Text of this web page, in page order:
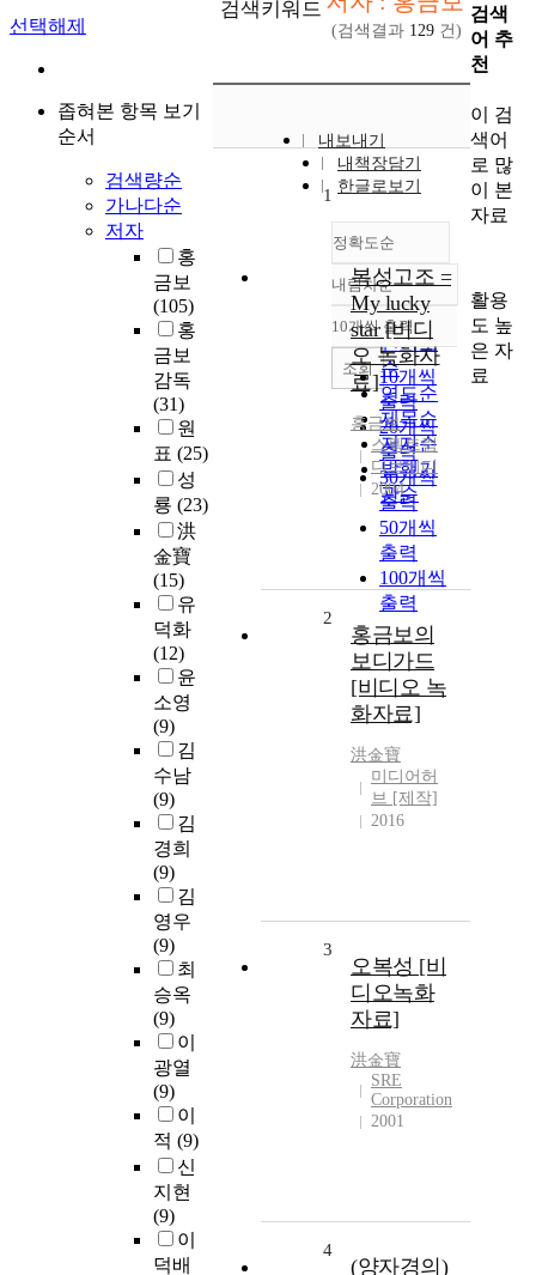
선택해제
좁혀본 항목 보기
순서
검색량순
가나다순
저자
홍
금보
(105)
홍
금보
감독
(31)
원
표 (25)
성
룡 (23)
洪
金寶
(15)
유
덕화
(12)
윤
소영
(9)
김
수남
(9)
김
경희
(9)
김
영우
(9)
최
승옥
(9)
이
광열
(9)
이
적 (9)
신
지현
(9)
이
덕배
검색키워드
(검색결과 129 건)
내보내기
내책장담기
한글로보기
정확도순
정확도
순
인기도
순
연도순
제목순
저자순
발행기
관순
내림차순
내림차순
10개씩 출력
10개씩
출력
20개씩
출력
30개씩
출력
50개씩
출력
100개씩
출력
조회
1
복성고조 =
My lucky
star [비디
오 녹화자
료]
홍금보
스펙트럼
디브이디
2004
2
홍금보의
보디가드
[비디오 녹
화자료]
洪金寶
미디어허
브 [제작]
2016
3
오복성 [비
디오녹화
자료]
洪金寶
SRE
Corporation
2001
4
(양자경의)
검색
어 추
천
이 검
색어
로 많
이 본
자료
활용
도 높
은 자
료